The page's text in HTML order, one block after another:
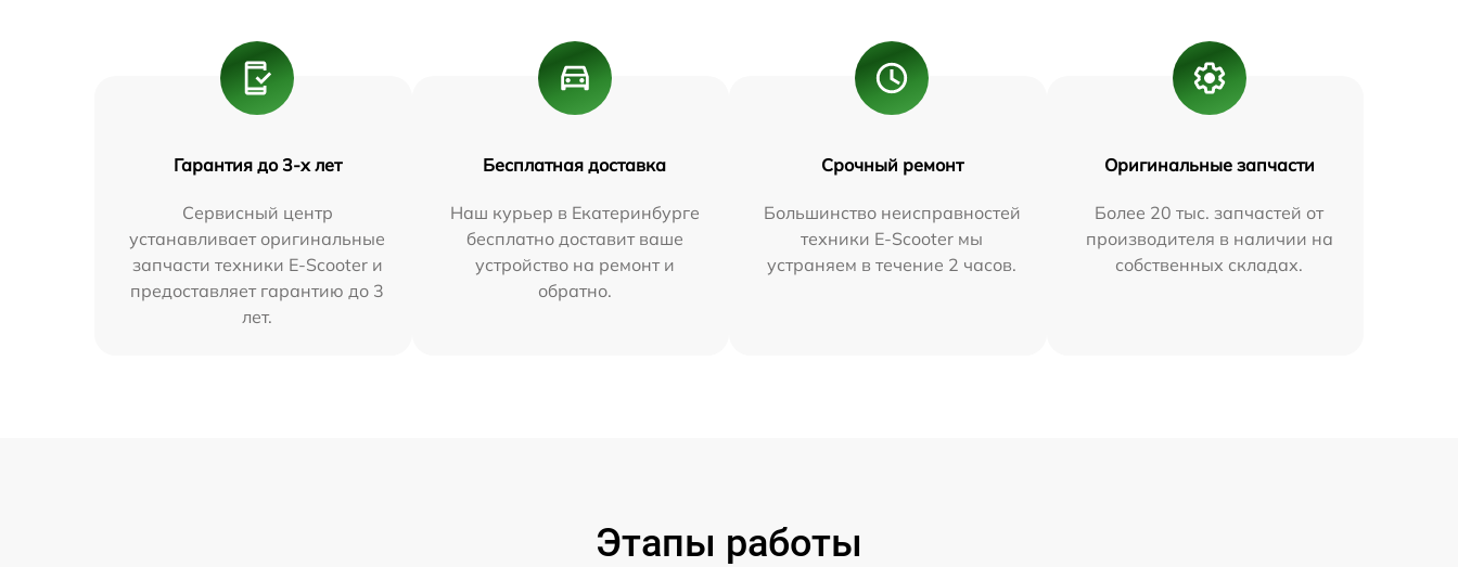
Гарантия до 3-х лет
Сервисный центр
устанавливает оригинальные
запчасти техники E-Scooter и
предоставляет гарантию до 3
лет.
Бесплатная доставка
Наш курьер в Екатеринбурге
бесплатно доставит ваше
устройство на ремонт и
обратно.
Срочный ремонт
Большинство неисправностей
техники E-Scooter мы
устраняем в течение 2 часов.
Оригинальные запчасти
Более 20 тыс. запчастей от
производителя в наличии на
собственных складах.
Этапы работы